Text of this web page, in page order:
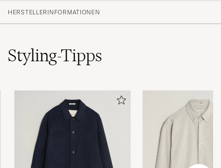
Produkten utmärkt. Jag beställde fel längd
och ser fram emot att få den inom de
närmaste dagarna.
Lækkert bælte i fantastisk kvalitet.
SIMON A GEKAUFT AM AUF CAREOFCARL.DK
HERSTELLERINFORMATIONEN
Styling-Tipps